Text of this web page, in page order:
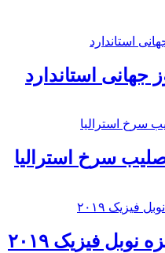
سرخ استرالیا
نوبل فیزیک ۲۰۱۹